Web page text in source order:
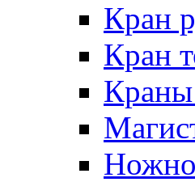
Кран
Кран
Краны